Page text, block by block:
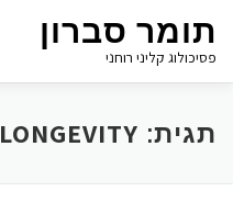
תומר סברון
פסיכולוג קליני רוחני
תגית: LONGEVITY